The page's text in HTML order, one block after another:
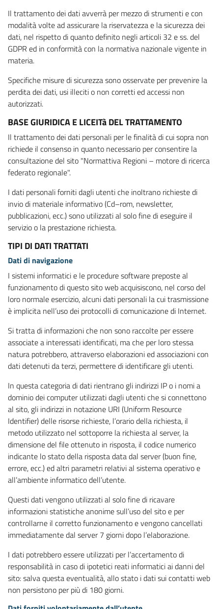
Il trattamento dei dati avverrà per mezzo di strumenti e con
modalità volte ad assicurare la riservatezza e la sicurezza dei
dati, nel rispetto di quanto definito negli articoli 32 e ss. del
GDPR ed in conformità con la normativa nazionale vigente in
materia.
Specifiche misure di sicurezza sono osservate per prevenire la
perdita dei dati, usi illeciti o non corretti ed accessi non
autorizzati.
BASE GIURIDICA E LICEITà DEL TRATTAMENTO
Il trattamento dei dati personali per le finalità di cui sopra non
richiede il consenso in quanto necessario per consentire la
consultazione del sito "Normattiva Regioni – motore di ricerca
federato regionale".
I dati personali forniti dagli utenti che inoltrano richieste di
invio di materiale informativo (Cd–rom, newsletter,
pubblicazioni, ecc.) sono utilizzati al solo fine di eseguire il
servizio o la prestazione richiesta.
TIPI DI DATI TRATTATI
Dati di navigazione
I sistemi informatici e le procedure software preposte al
funzionamento di questo sito web acquisiscono, nel corso del
loro normale esercizio, alcuni dati personali la cui trasmissione
è implicita nell’uso dei protocolli di comunicazione di Internet.
Si tratta di informazioni che non sono raccolte per essere
associate a interessati identificati, ma che per loro stessa
natura potrebbero, attraverso elaborazioni ed associazioni con
dati detenuti da terzi, permettere di identificare gli utenti.
In questa categoria di dati rientrano gli indirizzi IP o i nomi a
dominio dei computer utilizzati dagli utenti che si connettono
al sito, gli indirizzi in notazione URI (Uniform Resource
Identifier) delle risorse richieste, l’orario della richiesta, il
metodo utilizzato nel sottoporre la richiesta al server, la
dimensione del file ottenuto in risposta, il codice numerico
indicante lo stato della risposta data dal server (buon fine,
errore, ecc.) ed altri parametri relativi al sistema operativo e
all’ambiente informatico dell’utente.
Questi dati vengono utilizzati al solo fine di ricavare
informazioni statistiche anonime sull’uso del sito e per
controllarne il corretto funzionamento e vengono cancellati
immediatamente dal server 7 giorni dopo l’elaborazione.
I dati potrebbero essere utilizzati per l’accertamento di
responsabilità in caso di ipotetici reati informatici ai danni del
sito: salva questa eventualità, allo stato i dati sui contatti web
non persistono per più di 180 giorni.